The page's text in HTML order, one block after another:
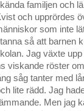
familjen och
och upprördes
som inte
så att barnen
Jag växte upp
viskande röster
såg tanter med
lite rädd. Jag
Men jag